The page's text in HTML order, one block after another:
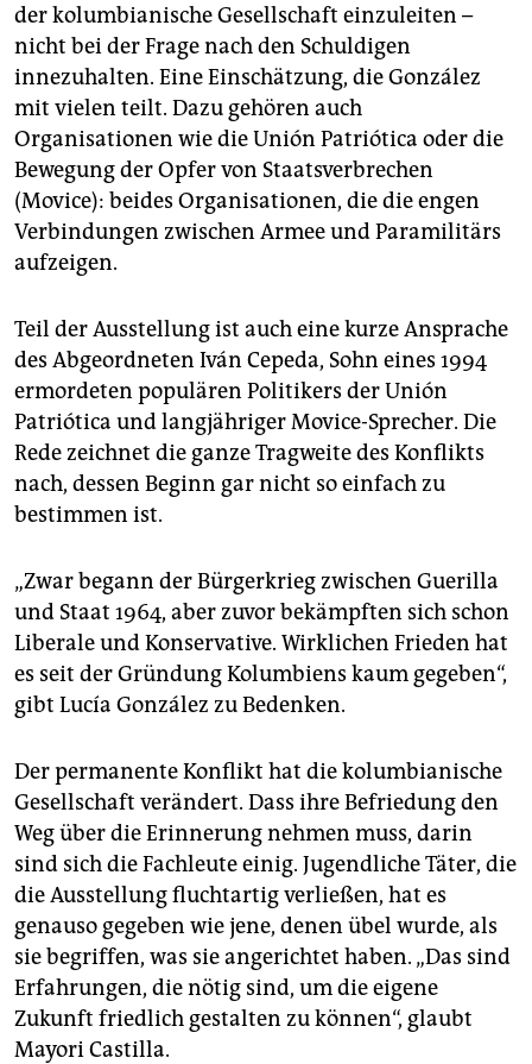
der kolumbianische Gesellschaft einzuleiten –
nicht bei der Frage nach den Schuldigen
innezuhalten. Eine Einschätzung, die González
mit vielen teilt. Dazu gehören auch
Organisationen wie die Unión Patriótica oder die
Bewegung der Opfer von Staatsverbrechen
(Movice): beides Organisationen, die die engen
Verbindungen zwischen Armee und Paramilitärs
aufzeigen.
Teil der Ausstellung ist auch eine kurze Ansprache
des Abgeordneten Iván Cepeda, Sohn eines 1994
ermordeten populären Politikers der Unión
Patriótica und langjähriger Movice-Sprecher. Die
Rede zeichnet die ganze Tragweite des Konflikts
nach, dessen Beginn gar nicht so einfach zu
bestimmen ist.
„Zwar begann der Bürgerkrieg zwischen Guerilla
und Staat 1964, aber zuvor bekämpften sich schon
Liberale und Konservative. Wirklichen Frieden hat
es seit der Gründung Kolumbiens kaum gegeben“,
gibt Lucía González zu Bedenken.
Der permanente Konflikt hat die kolumbianische
Gesellschaft verändert. Dass ihre Befriedung den
Weg über die Erinnerung nehmen muss, darin
sind sich die Fachleute einig. Jugendliche Täter, die
die Ausstellung fluchtartig verließen, hat es
genauso gegeben wie jene, denen übel wurde, als
sie begriffen, was sie angerichtet haben. „Das sind
Erfahrungen, die nötig sind, um die eigene
Zukunft friedlich gestalten zu können“, glaubt
Mayori Castilla.